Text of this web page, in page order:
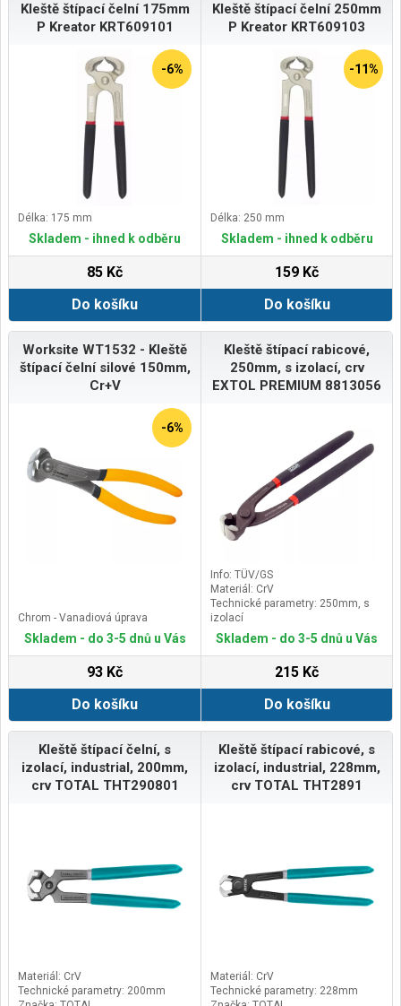
Kleště štípací čelní 175mm
P Kreator KRT609101
-6%
Délka: 175 mm
Skladem - ihned k odběru
85 Kč
Do košíku
Kleště štípací čelní 250mm
P Kreator KRT609103
-11%
Délka: 250 mm
Skladem - ihned k odběru
159 Kč
Do košíku
Worksite WT1532 - Kleště
štípací čelní silové 150mm,
Cr+V
-6%
Chrom - Vanadiová úprava
Skladem - do 3-5 dnů u Vás
93 Kč
Do košíku
Kleště štípací rabicové,
250mm, s izolací, crv
EXTOL PREMIUM 8813056
Info: TÜV/GS
Materiál: CrV
Technické parametry: 250mm, s
izolací
Značka: EXTOL PREMIUM
Skladem - do 3-5 dnů u Vás
215 Kč
Do košíku
Kleště štípací čelní, s
izolací, industrial, 200mm,
crv TOTAL THT290801
Materiál: CrV
Technické parametry: 200mm
Kleště štípací rabicové, s
izolací, industrial, 228mm,
crv TOTAL THT2891
Materiál: CrV
Technické parametry: 228mm